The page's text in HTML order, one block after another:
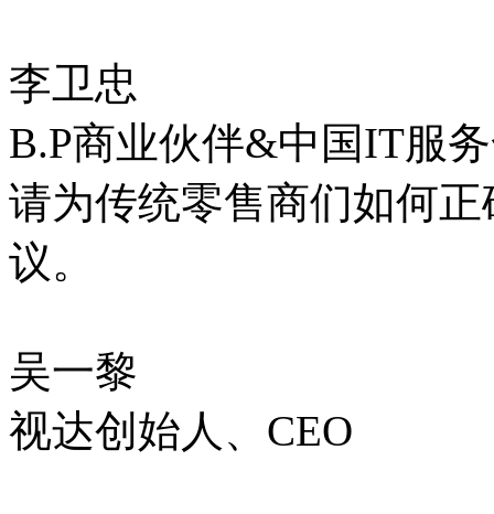
李卫忠
B.P商业伙伴&中国IT服
请为传统零售商们如何
议。
吴一黎
视达创始人、CEO